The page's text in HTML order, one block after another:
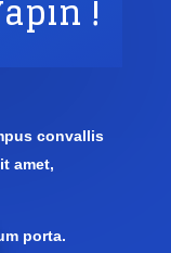
!
convallis
amet,
porta.